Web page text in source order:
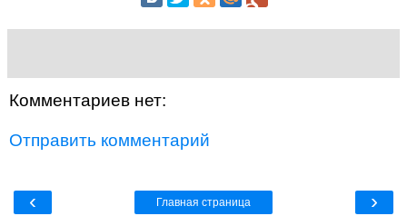
Комментариев нет:
Отправить комментарий
‹ ›
Главная страница